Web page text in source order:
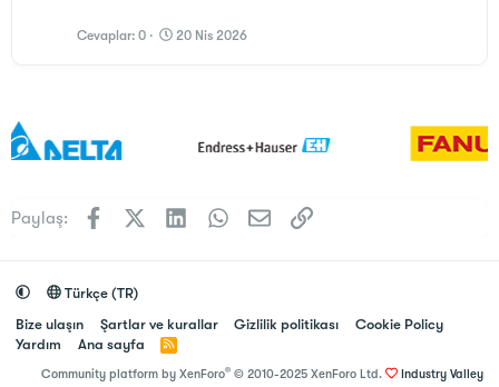
Cevaplar 0 20 Nis 2026
Paylaş: FacebookX (Twitter)LinkedInWhatsApp
E-postaLink
Türkçe (TR)
Bize ulaşın
Şartlar ve kurallar Gizlilik politikası
Cookie Policy
Yardım
Ana sayfa
R
S
Community platform by XenForo® © 2010-2025 XenForo Ltd. Industry Valley